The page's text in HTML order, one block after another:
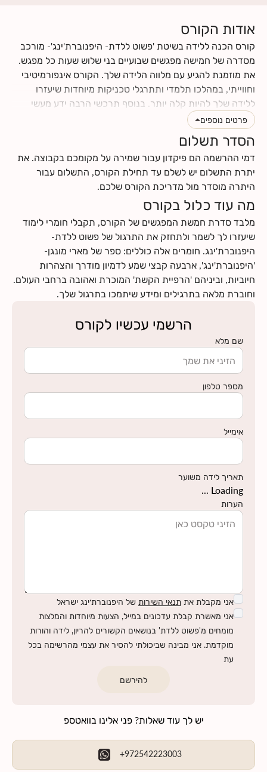
אודות הקורס
קורס הכנה ללידה בשיטת 'פשוט ללדת- היפנוברת'ינג'- מורכב
מסדרה של חמישה מפגשים שבועיים בני שלוש שעות כל מפגש.
את מוזמנת להגיע עם מלווה הלידה שלך. הקורס אינפורמיטיבי
וחווייתי, במהלכו תלמדי ותתרגלי טכניקות מיוחדות שיעזרו
ללידה שלך להיות קלה יותר. בנוסף תרכשי הרבה ידע מעשי
וטיפים לתקופת ההריון והלידה. תינתן לך ההזדמנות לעבור
תהליך מהנה של הבאת מודעות עצמית לגוף ולנפש שלך, תגלי
כמה הם מושפעים אחד מהשני, וכמה הם יכולים לתרום ולתמוך
בלידה עדינה כאשר לומדים להרפות אותם. את ומלווה הלידה
שלך תרכשו ידע ותפתחו כישורי תקשורת אחד עם השנייה, עם
התינוק.ת שלכם ועם הצוות הרפואי.
לחצי כאןלקרוא עוד על תוכן הקורס
לחציכאןלמצוא מידע על החזרי ביטוח
פרטים נוספים
הסדר תשלום
דמי ההרשמה הם פיקדון עבור שמירה על מקומכם בקבוצה. את
יתרת התשלום יש לשלם עד תחילת הקורס, התשלום עבור
היתרה מוסדר מול מדריכת הקורס שלכם.
מה עוד כלול בקורס
מלבד סדרת חמשת המפגשים של הקורס, תקבלי חומרי לימוד
שיעזרו לך לשמר ולתחזק את התרגול של פשוט ללדת-
היפנוברת'ינג. חומרים אלה כוללים: ספר של מארי מונגן-
'היפנוברת'ינג', ארבעה קבצי שמע לדמיון מודרך והצהרות
חיוביות, וביניהם 'הרפיית הקשת' המוכרת ואהובה ברחבי העולם.
וחוברת מלאה בתרגילים ומידע שיתמכו בתרגול שלך.
הרשמי עכשיו לקורס
שם מלא
מספר טלפון
אימייל
תאריך לידה משוער
Loading ...
הערות
אני מקבלת את תנאי השירות של היפנוברת׳ינג ישראל
אני מאשרת קבלת עדכונים במייל, הצעות מיוחדות והמלצות
מומחים מ'פשוט ללדת' בנושאים הקשורים להריון, לידה והורות
מוקדמת. אני מבינה שביכולתי להסיר את עצמי מהרשימה בכל
עת
להירשם
יש לך עוד שאלות? פני אלינו בוואטספ
+972542223003